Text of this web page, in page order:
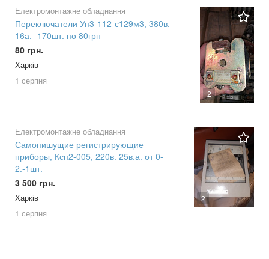
2
Електромонтажне обладнання
Переключатели Уп3-112-с129м3, 380в.
16а. -170шт. по 80грн
80 грн.
Харків
1 серпня
2
Електромонтажне обладнання
Самопишущие регистрирующие
приборы, Ксп2-005, 220в. 25в.а. от 0-
2.-1шт.
3 500 грн.
Харків
1 серпня